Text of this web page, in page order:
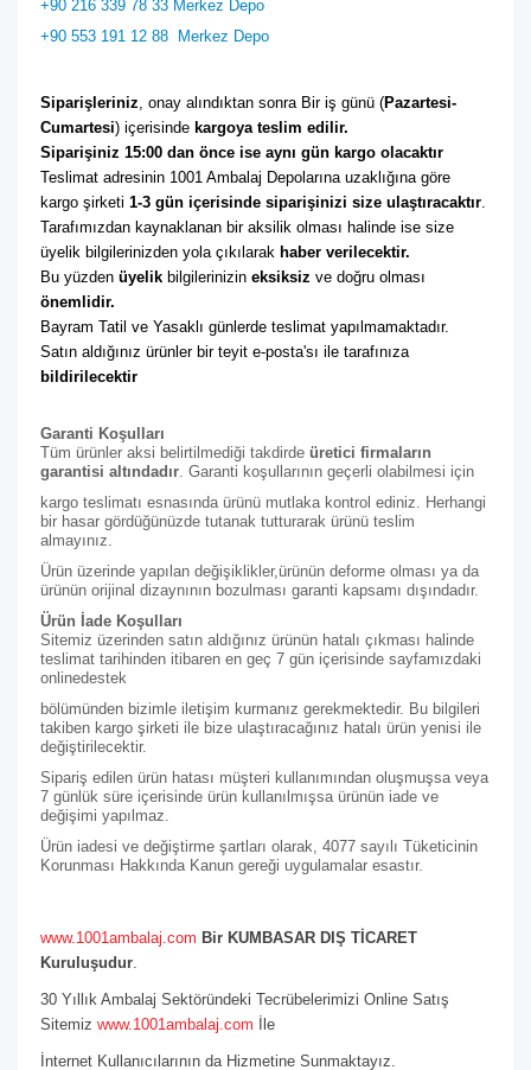
+90 216 339 78 33 Merkez Depo
+90 553 191 12 88 Merkez Depo
Siparişleriniz, onay alındıktan sonra Bir iş günü (Pazartesi-
Cumartesi) içerisinde kargoya teslim edilir.
Siparişiniz 15:00 dan önce ise aynı gün kargo olacaktır
Teslimat adresinin 1001 Ambalaj Depolarına uzaklığına göre
kargo şirketi 1-3 gün içerisinde siparişinizi size ulaştıracaktır.
Tarafımızdan kaynaklanan bir aksilik olması halinde ise size
üyelik bilgilerinizden yola çıkılarak haber verilecektir.
Bu yüzden üyelik bilgilerinizin eksiksiz
önemlidir.
Bayram Tatil ve Yasaklı günlerde teslimat yapılmamaktadır.
Satın aldığınız ürünler bir teyit e-posta'sı ile tarafınıza
bildirilecektir
Garanti Koşulları
Tüm ürünler aksi belirtilmediği takdirde üretici firmaların
garantisi altındadır. Garanti koşullarının geçerli olabilmesi için
kargo teslimatı esnasında ürünü mutlaka kontrol ediniz. Herhangi
bir hasar gördüğünüzde tutanak tutturarak ürünü teslim
almayınız.
Ürün üzerinde yapılan değişiklikler,ürünün deforme olması ya da
ürünün orijinal dizaynının bozulması garanti kapsamı dışındadır.
Ürün İade Koşulları
Sitemiz üzerinden satın aldığınız ürünün hatalı çıkması halinde
teslimat tarihinden itibaren en geç 7 gün içerisinde sayfamızdaki
onlinedestek
bölümünden bizimle iletişim kurmanız gerekmektedir. Bu bilgileri
takiben kargo şirketi ile bize ulaştıracağınız hatalı ürün yenisi ile
değiştirilecektir.
Sipariş edilen ürün hatası müşteri kullanımından oluşmuşsa veya
7 günlük süre içerisinde ürün kullanılmışsa ürünün iade ve
değişimi yapılmaz.
Ürün iadesi ve değiştirme şartları olarak, 4077 sayılı Tüketicinin
Korunması Hakkında Kanun gereği uygulamalar esastır.
www.1001ambalaj.com Bir KUMBASAR DIŞ TİCARET
Kuruluşudur.
30 Yıllık Ambalaj Sektöründeki Tecrübelerimizi Online Satış
Sitemiz www.1001ambalaj.com İle
İnternet Kullanıcılarının da Hizmetine Sunmaktayız.